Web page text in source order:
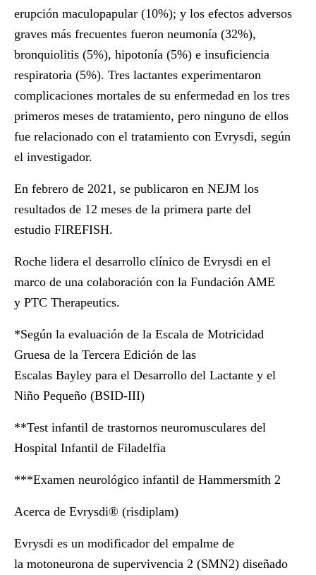
erupción maculopapular (10%); y los efectos adversos
graves más frecuentes fueron neumonía (32%),
bronquiolitis (5%), hipotonía (5%) e insuficiencia
respiratoria (5%). Tres lactantes experimentaron
complicaciones mortales de su enfermedad en los tres
primeros meses de tratamiento, pero ninguno de ellos
fue relacionado con el tratamiento con Evrysdi, según
el investigador.
En febrero de 2021, se publicaron en NEJM los
resultados de 12 meses de la primera parte del
estudio FIREFISH.
Roche lidera el desarrollo clínico de Evrysdi en el
marco de una colaboración con la Fundación AME
y PTC Therapeutics.
*Según la evaluación de la Escala de Motricidad
Gruesa de la Tercera Edición de las
Escalas Bayley para el Desarrollo del Lactante y el
Niño Pequeño (BSID-III)
**Test infantil de trastornos neuromusculares del
Hospital Infantil de Filadelfia
***Examen neurológico infantil de Hammersmith 2
Acerca de Evrysdi® (risdiplam)
Evrysdi es un modificador del empalme de
la motoneurona de supervivencia 2 (SMN2) diseñado